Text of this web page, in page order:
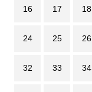
16 17 18
24 25 26
32 33 34